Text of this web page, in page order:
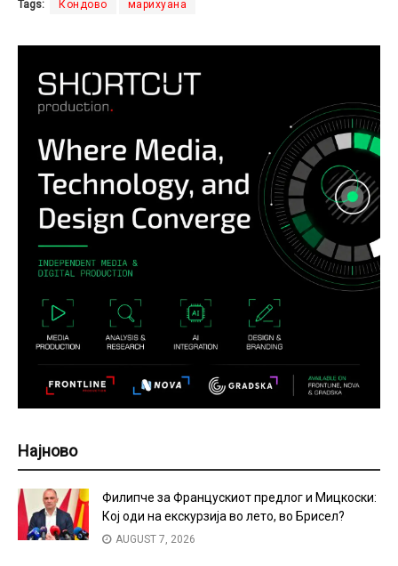
Tags: Кондово марихуана
Најново
Филипче за Францускиот предлог и Мицкоски:
Кој оди на екскурзија во лето, во Брисел?
AUGUST 7, 2026